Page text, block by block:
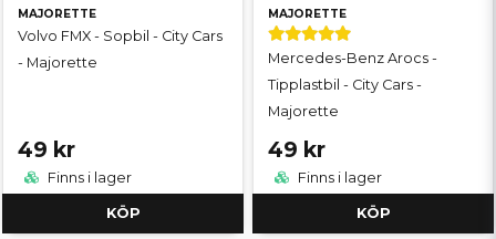
MAJORETTE
Volvo FMX - Sopbil - City Cars
- Majorette
49 kr
Finns i lager
KÖP
MAJORETTE
Mercedes-Benz Arocs -
Tipplastbil - City Cars -
Majorette
49 kr
Finns i lager
KÖP